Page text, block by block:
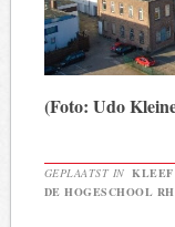
(Foto: Udo
GEPLAATST IN
DE HOGESCHOOL